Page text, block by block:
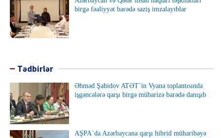
birgə fəaliyyət barədə saziş imzalayıblar
Tədbirlər
Əhməd Şahidov ATƏT`in Vyana toplantısında
işgəncələrə qarşı birgə mübarizə barədə danışıb
AŞPA`da Azərbaycana qarşı hibrid müharibəyə